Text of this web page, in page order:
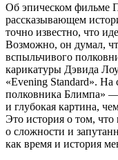
Об эпическом фильме
рассказывающем
точно известно, что
Возможно, он думал,
вспыльчивого
карикатуры Дэвида
«Evening Standard».
полковника Блимпа» —
и глубокая картина,
Это история о том,
о сложности и
как время и история